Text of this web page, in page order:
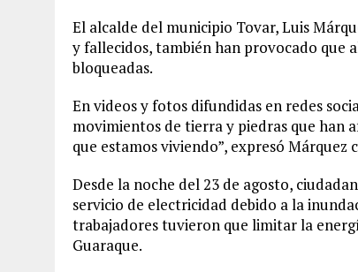
El alcalde del municipio Tovar, Luis
y fallecidos, también han provocado que
bloqueadas.
En videos y fotos difundidas en redes
movimientos de tierra y piedras que han
que estamos viviendo”, expresó
Desde la noche del 23 de agosto,
servicio de electricidad debido a la
trabajadores tuvieron que limitar la
Guaraque.